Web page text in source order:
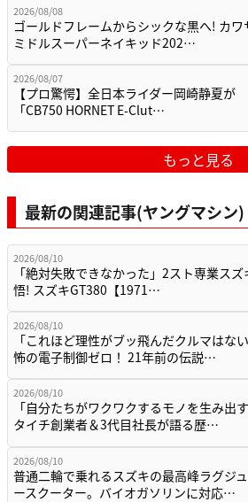
2026/08/08
ゴールドフレームからシックな黒へ! カワ
ミドルスーパーネイキッド202…
2026/08/07
【プロ驚愕】全日本ライダー岡崎静夏が
「CB750 HORNET E-Clut…
もっと見る
最新の関連記事(ヤングマシン)
2026/08/10
「絶対失敗できなかった」2スト専業ス
悟! スズキGT380【1971…
2026/08/10
「これほど理性がブッ飛んだクルマはな
怖の電子制御ゼロ！ 21年前の伝説…
2026/08/10
「自分たちがワクワクするモノを生み出
タイチ創業者＆3代目社長が語る歴…
2026/08/10
普通二輪で乗れるスズキの最高峰ラグジ
ースクーター。バイオガソリンに対応…